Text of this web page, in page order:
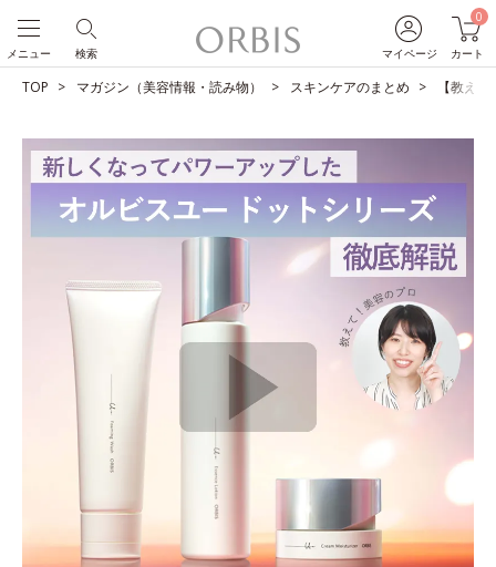
マイページ
0
カート
検索
メニュー
TOP マガジン（美容情報・読み物） スキンケアのまとめ 【教え